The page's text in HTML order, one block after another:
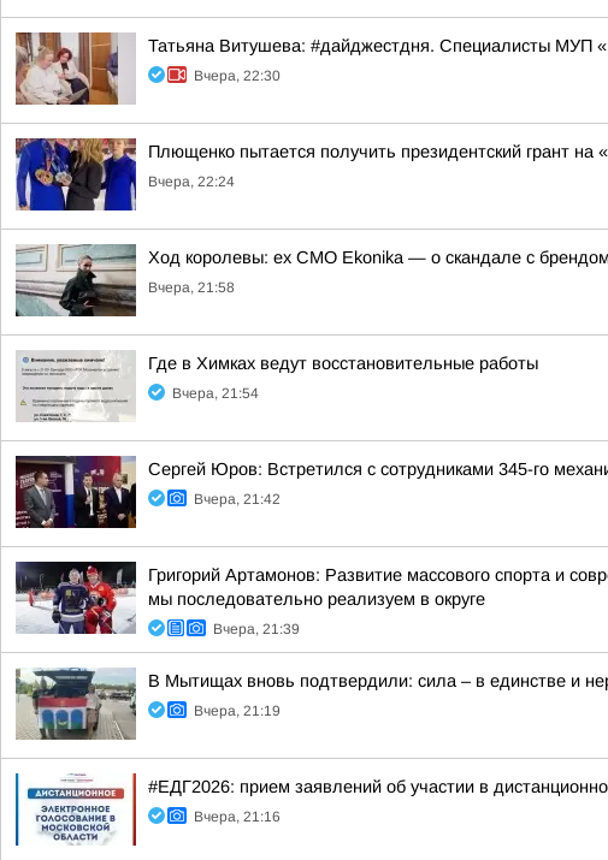
Татьяна Витушева: #дайджестдня. Специалисты МУП
Вчера, 22:30
Плющенко пытается получить президентский грант
Вчера, 22:24
Ход королевы: ex CMO Ekonika — о скандале с
Вчера, 21:58
Где в Химках ведут восстановительные работы
Вчера, 21:54
Сергей Юров: Встретился с сотрудниками 345-го
Вчера, 21:42
Григорий Артамонов: Развитие массового спорта и
мы последовательно реализуем в округе
Вчера, 21:39
В Мытищах вновь подтвердили: сила – в единстве и
Вчера, 21:19
#ЕДГ2026: прием заявлений об участии в
Вчера, 21:16